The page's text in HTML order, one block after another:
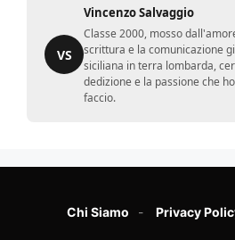
VS
Vincenzo Salvaggio
Classe 2000, mosso
scrittura e la comunicazione
siciliana in terra lombarda,
dedizione e la passione che
faccio.
Chi Siamo Privacy